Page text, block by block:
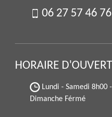
06 27 57 46 76
HORAIRE
Lundi - Samedi 8h00
Dimanche Férmé